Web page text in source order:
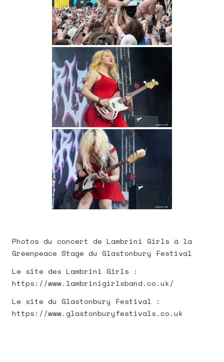
Photos du concert de Lambrini Girls à la
Greenpeace Stage du Glastonbury Festival
Le site des Lambrini Girls :
https://www.lambrinigirlsband.co.uk/
Le site du Glastonbury Festival :
https://www.glastonburyfestivals.co.uk